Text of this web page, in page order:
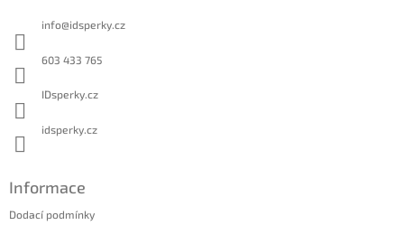
info@idsperky.cz
603 433 765
IDsperky.cz
idsperky.cz
Informace
Dodací podmínky